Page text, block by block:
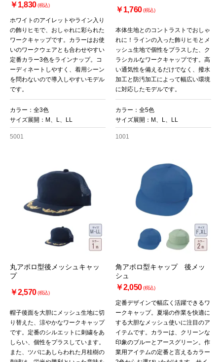
￥1,830(税込)
ホワイトのアイレットやライン入り
の飾りヒモで、おしゃれに彩られた
ワークキャップです。カラーはお使
いのワークウェアとも合わせやすい
定番カラー3色をラインナップ。コ
ーディネートしやすく、着用シーン
を問わないので導入しやすいモデル
です。
カラー：全3色
サイズ展開：M、L、LL
5001
￥1,760(税込)
本体生地とのコントラストでおしゃ
れに！ラインの入った飾りヒモとメ
ッシュ生地で個性をプラスした、ク
ラシカルなワークキャップです。高
い通気性を備えるだけでなく、撥水
加工と防汚加工によって幅広い環境
に対応したモデルです。
カラー：全5色
サイズ展開：M、L、LL
1001
丸アポロ型後メッシュキャッ
プ
￥2,570(税込)
帽子後面を大胆にメッシュ生地に切
り替えた、涼やかなワークキャップ
です。定番のシルエットに刺繍をあ
しらい、個性をプラスしています。
また、ツバにあしらわれた月桂樹の
角アポロ型キャップ 後メッ
シュ
￥2,050(税込)
定番デザインで幅広く活躍できるワ
ークキャップ。夏場の作業を快適に
する大胆なメッシュ使いに注目のア
イテムです。カラーは、クリーンな
印象のブルーとアースグリーン。作
業用アイテムの定番と言えるカラー